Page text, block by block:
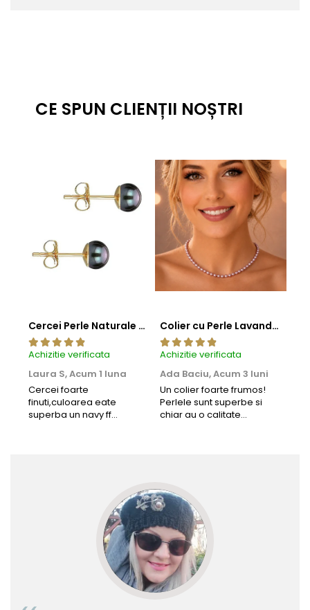
CE SPUN CLIENȚII NOȘTRI
Cercei Perle Naturale Negre 5-6 mm, Buton AAA, Aur 14K (aur 585), Tip Șurub | KASKADDA®
Achizitie verificata
Laura S,Acum 1 luna
Cercei foarte
finuti,culoarea eate
superba un navy ff
Colier cu Perle Lavanda la Baza Gatului, de 4-5 mm, Perle Rare, Calitate AAA+, Aur 14K | KASKADDA®
Achizitie verificata
Ada Baciu,Acum 3 luni
Un colier foarte frumos!
Perlele sunt superbe si
chiar au o calitate